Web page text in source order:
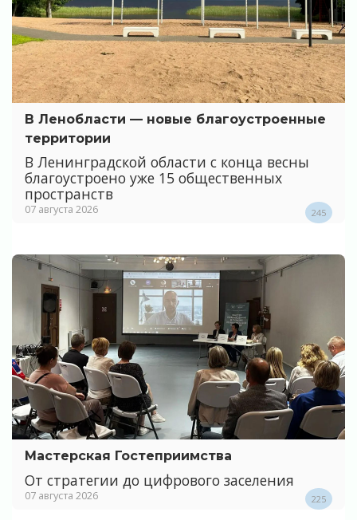
В Ленобласти — новые благоустроенные
территории
В Ленинградской области с конца весны
благоустроено уже 15 общественных
пространств
07 августа 2026 245
Мастерская Гостеприимства
От стратегии до цифрового заселения
07 августа 2026 225